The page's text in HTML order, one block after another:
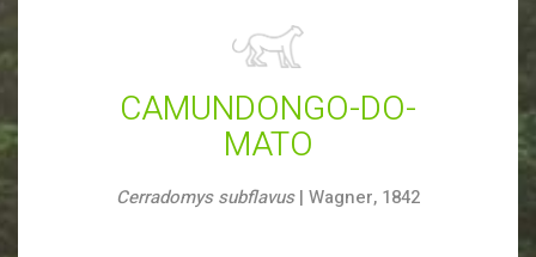
CAMUNDONGO-DO-
MATO
Cerradomys subflavus| Wagner, 1842